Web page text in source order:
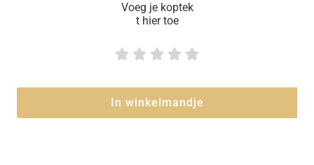
Voeg je koptek
t hier toe
    
In winkelmandje